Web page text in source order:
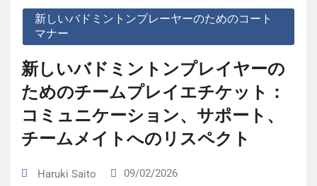
新しいバドミントンプレーヤーのためのコート
マナー
新しいバドミントンプレイヤーの
ためのチームプレイエチケット：
コミュニケーション、サポート、
チームメイトへのリスペクト
Haruki Saito 09/02/2026